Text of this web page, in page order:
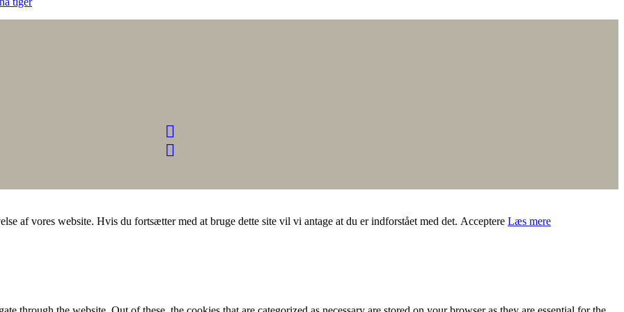
af vores website. Hvis du fortsætter med at bruge dette site vil vi antage at du er indforstået med det. Acceptere Læs mere